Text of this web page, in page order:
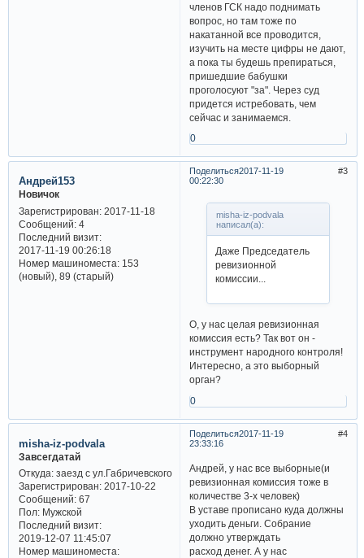
членов ГСК надо поднимать
вопрос, но там тоже по
накатанной все проводится,
изучить на месте цифры не дают,
а пока ты будешь препираться,
пришедшие бабушки
проголосуют "за". Через суд
придется истребовать, чем
сейчас и занимаемся.
0
Поделиться 3
2017-11-19
00:22:30
Андрей153
Новичок
Зарегистрирован: 2017-11-18
Сообщений:4
Последний визит:
2017-11-19 00:26:18
Номер машиноместа:153
(новый), 89 (старый)
misha-iz-podvala
написал(а):
Даже Председатель
ревизионной
комиссии...
О, у нас целая ревизионная
комиссия есть? Так вот он -
инструмент народного контроля!
Интересно, а это выборный
орган?
0
Поделиться 4
2017-11-19
23:33:16
misha-iz-podvala
Завсегдатай
Откуда:заезд с ул.Габричевского
Зарегистрирован: 2017-10-22
Сообщений:67
Пол:Мужской
Последний визит:
2019-12-07 11:45:07
Номер машиноместа:
Андрей, у нас все выборные(и
ревизионная комиссия тоже в
количестве 3-х человек)
В уставе прописано куда должны
уходить деньги. Собрание
должно утверждать
расход денег. А у нас